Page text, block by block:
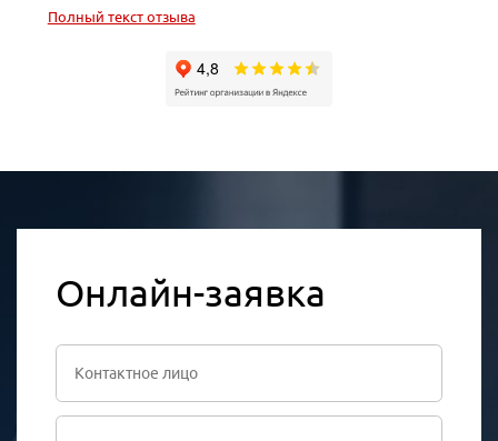
Полный текст отзыва
что позволило быстро вносить необходимые изменения и
В целом, я остался доволен сотрудничеством и рекомендую
Онлайн-заявка